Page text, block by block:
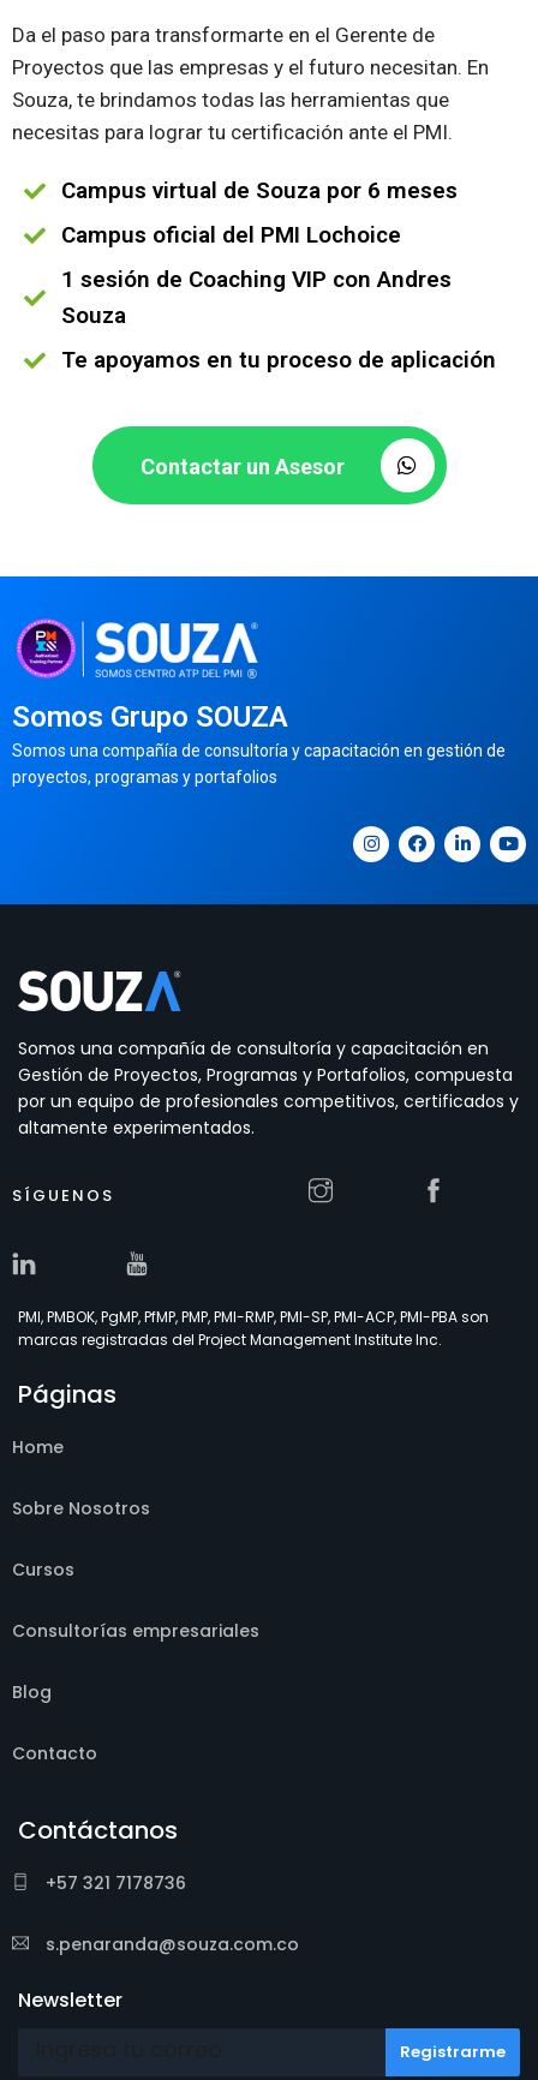
Da el paso para transformarte en el Gerente de
Proyectos que las empresas y el futuro necesitan. En
Souza, te brindamos todas las herramientas que
necesitas para lograr tu certificación ante el PMI.
Campus virtual de Souza por 6 meses
Campus oficial del PMI Lochoice
1 sesión de Coaching VIP con Andres
Souza
Te apoyamos en tu proceso de aplicación
Contactar un Asesor
Somos Grupo SOUZA
Somos una compañía de consultoría y capacitación en gestión de
proyectos, programas y portafolios
Somos una compañía de consultoría y capacitación en
Gestión de Proyectos, Programas y Portafolios, compuesta
por un equipo de profesionales competitivos, certificados y
altamente experimentados.
SÍGUENOS
PMI, PMBOK, PgMP, PfMP, PMP, PMI-RMP, PMI-SP, PMI-ACP, PMI-PBA son
marcas registradas del Project Management Institute Inc.
Páginas
Home
Sobre Nosotros
Cursos
Consultorías empresariales
Blog
Contacto
Contáctanos
+57 321 7178736
s.penaranda@souza.com.co
Newsletter